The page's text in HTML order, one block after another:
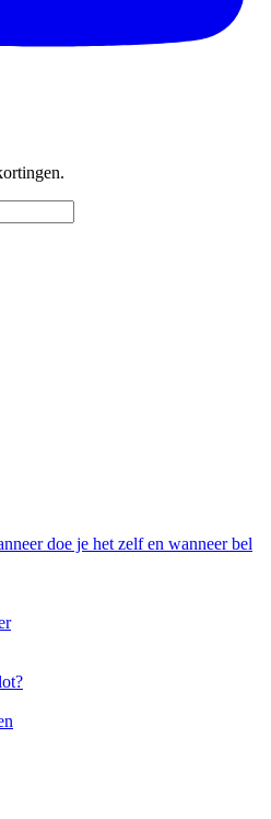
doe je het zelf en wanneer bel